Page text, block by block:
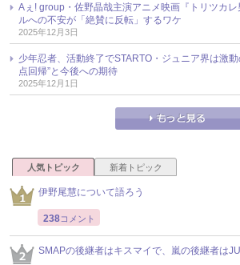
Aぇ! group・佐野晶哉主演アニメ映画『トリツカ
ルへの不安が「絶賛に反転」するワケ
2025年12月3日
少年忍者、活動終了でSTARTO・ジュニア界は激
点回帰”と今後への期待
2025年12月1日
人気トピック 新着トピック
伊野尾慧について語ろう
238コメント
SMAPの後継者はキスマイで、嵐の後継者は